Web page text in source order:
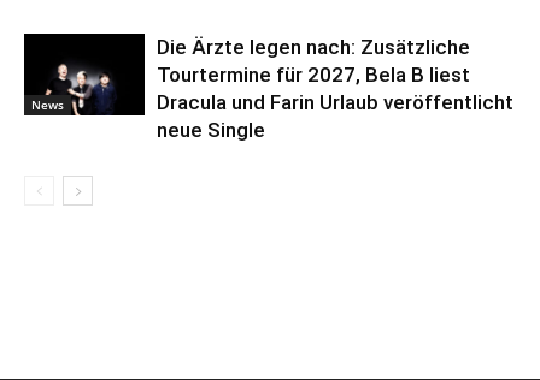
News
Die Ärzte legen nach: Zusätzliche
Tourtermine für 2027, Bela B liest
Dracula und Farin Urlaub veröffentlicht
neue Single